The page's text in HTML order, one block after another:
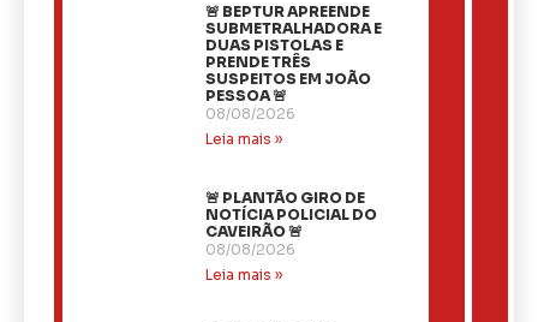
🚨 BEPTUR APREENDE
SUBMETRALHADORA E
DUAS PISTOLAS E
PRENDE TRÊS
SUSPEITOS EM JOÃO
PESSOA 🚨
08/08/2026
Leia mais »
🚨 PLANTÃO GIRO DE
NOTÍCIA POLICIAL DO
CAVEIRÃO 🚨
08/08/2026
Leia mais »